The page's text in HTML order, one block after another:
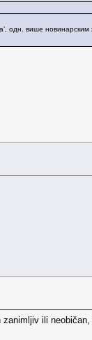
одн. више
ili